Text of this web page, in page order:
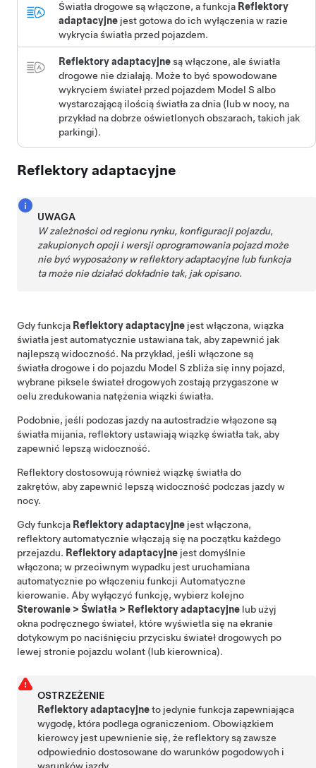
Światła drogowe są włączone, a funkcja Reflektory
adaptacyjne jest gotowa do ich wyłączenia w razie
wykrycia światła przed pojazdem.
Reflektory adaptacyjnesą włączone, ale światła
drogowe nie działają. Może to być spowodowane
wykryciem świateł przed pojazdem Model S albo
wystarczającą ilością światła za dnia (lub w nocy, na
przykład na dobrze oświetlonych obszarach, takich jak
parkingi).
Reflektory adaptacyjne
UWAGA
W zależności od regionu rynku, konfiguracji pojazdu,
zakupionych opcji i wersji oprogramowania pojazd może
nie być wyposażony w reflektory adaptacyjne lub funkcja
ta może nie działać dokładnie tak, jak opisano.
Gdy funkcja Reflektory adaptacyjne jest włączona, wiązka
światła jest automatycznie ustawiana tak, aby zapewnić jak
najlepszą widoczność. Na przykład, jeśli włączone są
światła drogowe i do pojazdu Model S zbliża się inny pojazd,
wybrane piksele świateł drogowych zostają przygaszone w
celu zredukowania natężenia wiązki światła.
Podobnie, jeśli podczas jazdy na autostradzie włączone są
światła mijania, reflektory ustawiają wiązkę światła tak, aby
zapewnić lepszą widoczność.
Reflektory dostosowują również wiązkę światła do
zakrętów, aby zapewnić lepszą widoczność podczas jazdy w
nocy.
Gdy funkcja Reflektory adaptacyjne jest włączona,
reflektory automatycznie włączają się na początku każdego
przejazdu. Reflektory adaptacyjne jest domyślnie
włączona; w przeciwnym wypadku jest uruchamiana
automatycznie po włączeniu funkcji Automatyczne
kierowanie. Aby wyłączyć funkcję, wybierz kolejno
Sterowanie > Światła > Reflektory adaptacyjne lub użyj
okna podręcznego świateł, które wyświetla się na ekranie
dotykowym po naciśnięciu przycisku świateł drogowych po
lewej stronie pojazdu wolant (lub kierownica).
OSTRZEŻENIE
Reflektory adaptacyjneto jedynie funkcja zapewniająca
wygodę, która podlega ograniczeniom. Obowiązkiem
kierowcy jest upewnienie się, że reflektory są zawsze
odpowiednio dostosowane do warunków pogodowych i